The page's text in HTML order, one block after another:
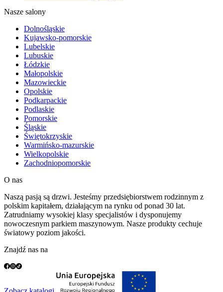
Nasze salony
Dolnośląskie
Kujawsko-pomorskie
Lubelskie
Lubuskie
Łódzkie
Małopolskie
Mazowieckie
Opolskie
Podkarpackie
Podlaskie
Pomorskie
Śląskie
Świętokrzyskie
Warmińsko-mazurskie
Wielkopolskie
Zachodniopomorskie
O nas
Naszą pasją są drzwi. Jesteśmy przedsiębiorstwem rodzinnym z
polskim kapitałem, działającym na rynku od ponad 30 lat.
Zatrudniamy wysokiej klasy specjalistów i dysponujemy
nowoczesnym parkiem maszynowym. Nasze produkty cechuje
światowy poziom jakości.
Znajdź nas na